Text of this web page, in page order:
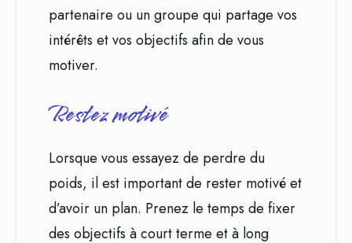
partenaire ou un groupe qui partage vos
intérêts et vos objectifs afin de vous
motiver.
Restez motivé
Lorsque vous essayez de perdre du
poids, il est important de rester motivé et
d’avoir un plan. Prenez le temps de fixer
des objectifs à court terme et à long